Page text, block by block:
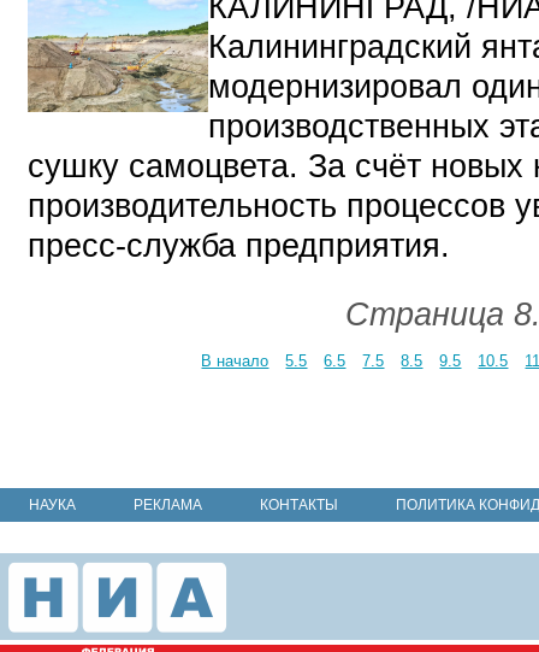
Калининградский
модернизировал
производственных
сушку самоцвета. За счёт новых
производительность процессов
пресс-служба предприятия.
Страница
В начало 5.5 6.5 7.5 8.5 9.5 10.5
НАУКА РЕКЛАМА КОНТАКТЫ ПОЛИТИКА